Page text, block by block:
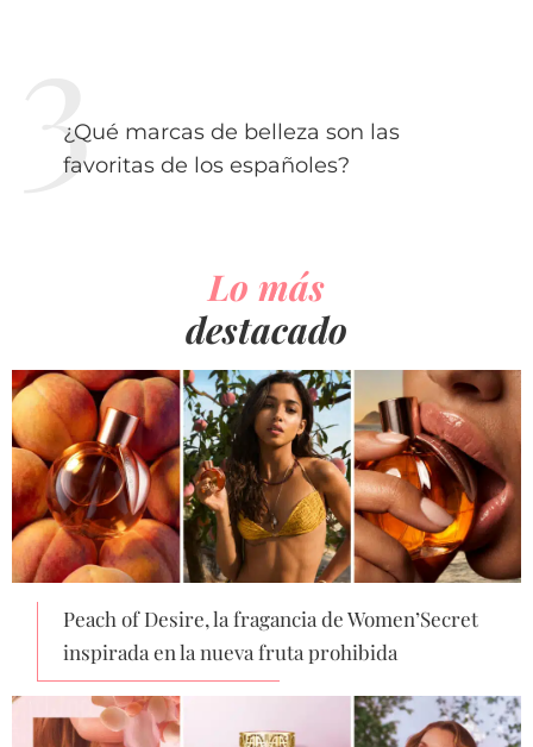
¿Qué marcas de belleza son las
favoritas de los españoles?
Lo más
destacado
Peach of Desire, la fragancia de Women’Secret
inspirada en la nueva fruta prohibida